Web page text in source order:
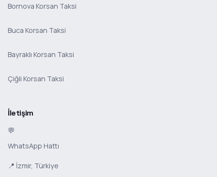
Bornova Korsan Taksi
Buca Korsan Taksi
Bayraklı Korsan Taksi
Çiğli Korsan Taksi
İletişim
💬
WhatsApp Hattı
📍 İzmir, Türkiye